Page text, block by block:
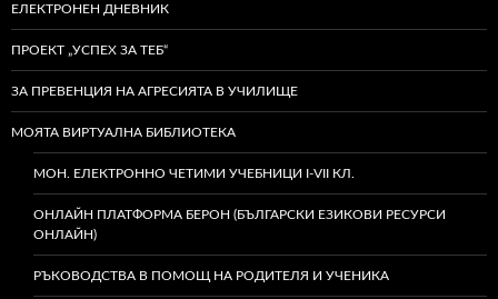
ЕЛЕКТРОНЕН ДНЕВНИК
ПРОЕКТ „УСПЕХ ЗА ТЕБ“
ЗА ПРЕВЕНЦИЯ НА АГРЕСИЯТА В УЧИЛИЩЕ
МОЯТА ВИРТУАЛНА БИБЛИОТЕКА
МОН. ЕЛЕКТРОННО ЧЕТИМИ УЧЕБНИЦИ I-VII КЛ.
ОНЛАЙН ПЛАТФОРМА БЕРОН (БЪЛГАРСКИ ЕЗИКОВИ РЕСУРСИ
ОНЛАЙН)
РЪКОВОДСТВА В ПОМОЩ НА РОДИТЕЛЯ И УЧЕНИКА